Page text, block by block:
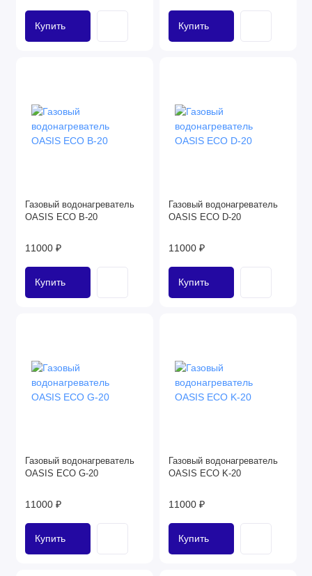
Купить Купить
Газовый водонагреватель
OASIS ECO B-20
11000 ₽
Купить
Газовый водонагреватель
OASIS ECO D-20
11000 ₽
Купить
Газовый водонагреватель
OASIS ECO G-20
11000 ₽
Купить
Газовый водонагреватель
OASIS ECO K-20
11000 ₽
Купить